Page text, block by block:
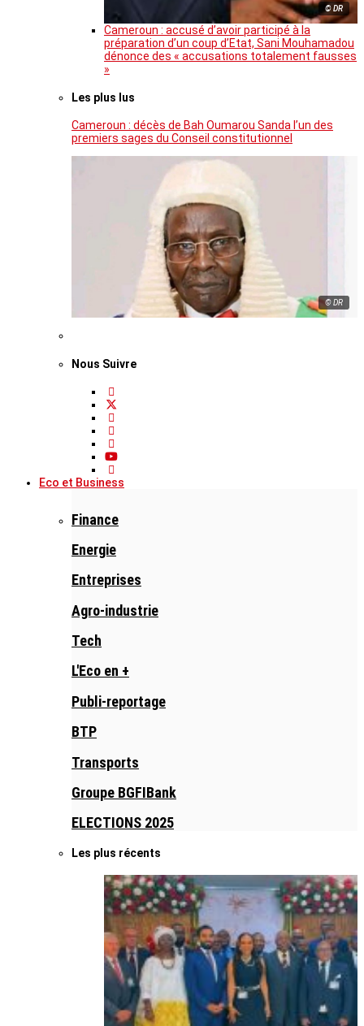
© DR
Cameroun : accusé d’avoir participé à la
préparation d’un coup d’Etat, Sani Mouhamadou
dénonce des « accusations totalement fausses
»
Les plus lus
Cameroun : décès de Bah Oumarou Sanda l’un des
premiers sages du Conseil constitutionnel
© DR
Nous Suivre
Eco et Business
Finance
Energie
Entreprises
Agro-industrie
Tech
L'Eco en +
Publi-reportage
BTP
Transports
Groupe BGFIBank
ELECTIONS 2025
Les plus récents